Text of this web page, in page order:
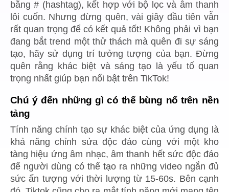
bằng # (hashtag), kết hợp với bộ lọc và âm thanh
lôi cuốn. Nhưng đừng quên, vài giây đầu tiên vẫn
rất quan trọng để có kết quả tốt! Không phải vì bạn
đang bắt trend một thử thách mà quên đi sự sáng
tạo, hãy sử dụng trí tưởng tượng của bạn. Đừng
quên rằng khác biệt và sáng tạo là yếu tố quan
trọng nhất giúp bạn nổi bật trên TikTok!
Chú ý đến những gì có thể bùng nổ trên nền
tảng
Tính năng chính tạo sự khác biệt của ứng dụng là
khả năng chỉnh sửa độc đáo cùng với một kho
tàng hiệu ứng âm nhạc, âm thanh hết sức độc đáo
để người dùng có thể tạo ra những video ngắn đủ
sức ấn tượng với thời lượng từ 15-60s. Bên cạnh